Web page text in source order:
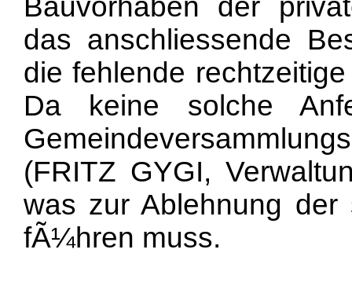
Bauvorhaben der
das anschliessende
die fehlende
Da keine solche
(FRITZ GYGI,
was zur Ablehnung der
fÃ¼hren muss.